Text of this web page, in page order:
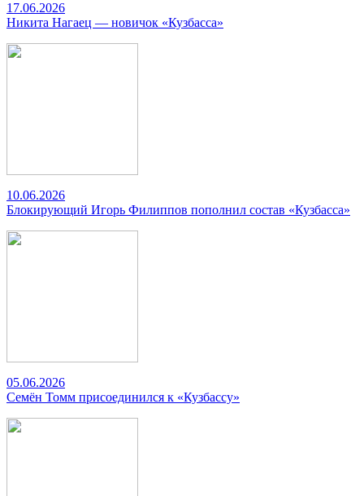
17.06.2026
Никита Нагаец — новичок «Кузбасса»
10.06.2026
Блокирующий Игорь Филиппов пополнил состав «Кузбасса»
05.06.2026
Семён Томм присоединился к «Кузбассу»